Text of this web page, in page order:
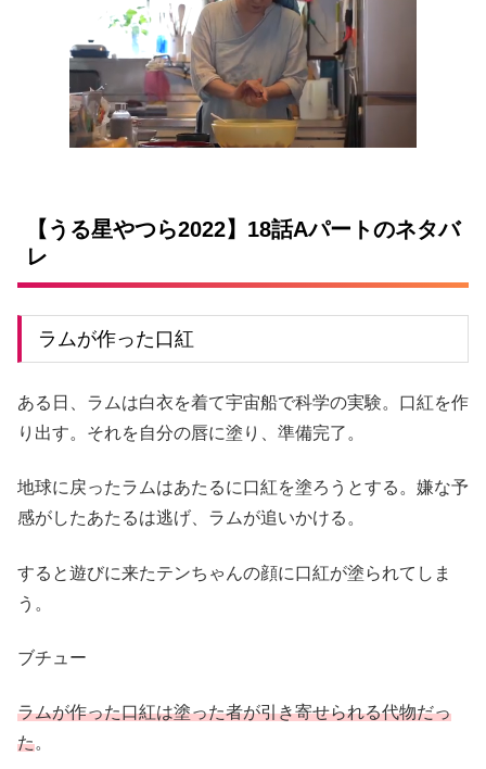
【うる星やつら2022】18話Aパートのネタバ
レ
ラムが作った口紅
ある日、ラムは白衣を着て宇宙船で科学の実験。口紅を作
り出す。それを自分の唇に塗り、準備完了。
地球に戻ったラムはあたるに口紅を塗ろうとする。嫌な予
感がしたあたるは逃げ、ラムが追いかける。
すると遊びに来たテンちゃんの顔に口紅が塗られてしま
う。
ブチュー
ラムが作った口紅は塗った者が引き寄せられる代物だっ
た。